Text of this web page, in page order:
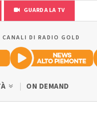
GUARDA LA TV
DI RADIO GOLD
ON DEMAND